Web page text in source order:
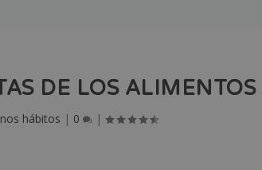
DE LOS ALIMENTOS
hábitos | 0 |